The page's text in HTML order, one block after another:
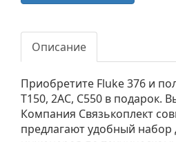
Описание
Приобретите Fluke 376 и
T150, 2AC, C550 в подарок.
Компания Связькоплект
предлагают удобный набор